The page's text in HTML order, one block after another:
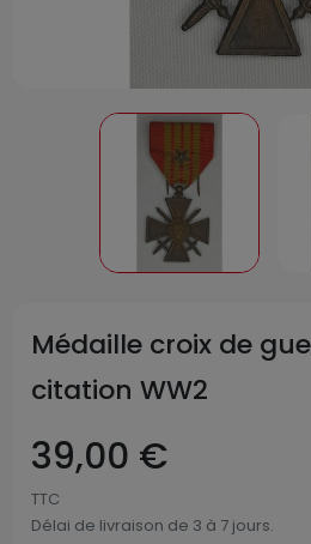
Médaille croix de
citation WW2
39,00 €
TTC
Délai de livraison de 3 à 7 jours.